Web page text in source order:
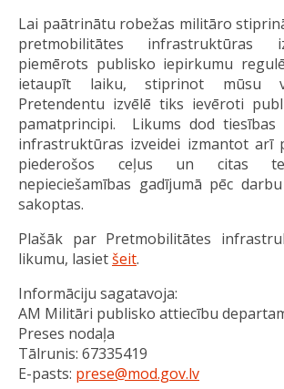
Lai paātrinātu robežas militāro
pretmobilitātes infrastruktūras
piemērots publisko iepirkumu
ietaupīt laiku, stiprinot mūsu
Pretendentu izvēlē tiks ievēroti
pamatprincipi. Likums dod tiesības
infrastruktūras izveidei izmantot arī
piederošos ceļus un citas
nepieciešamības gadījumā pēc
sakoptas.
Plašāk par Pretmobilitātes
likumu, lasietšeit.
Informāciju sagatavoja:
AM Militāri publisko attiecību
Preses nodaļa
Tālrunis: 67335419
E-pasts: prese@mod.gov.lv